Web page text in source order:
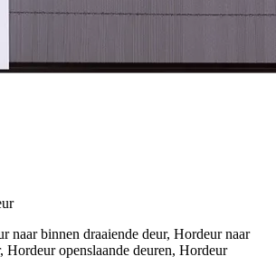
naar binnen draaiende deur, Hordeur naar
Hordeur openslaande deuren, Hordeur